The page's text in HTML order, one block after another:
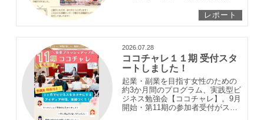
レポート
2026.07.28
ココチャレ１１期 受付スタ
ートしました！
起業・副業を目指す女性のための
約3か月間のプログラム、実践型ビ
ジネス勉強会【ココチャレ】。9月
開始・第11期の参加者受付がスタ